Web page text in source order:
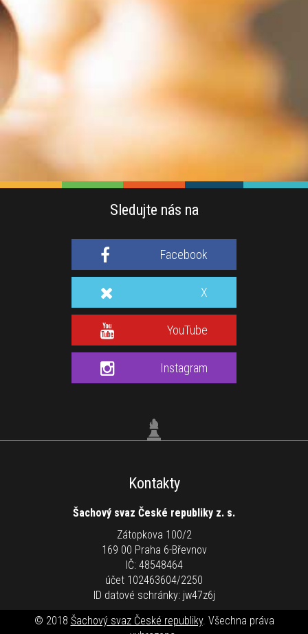
Sledujte nás na
Facebook
X
YouTube
Instagram
Kontakty
Šachový svaz České republiky z. s.
Zátopkova 100/2
169 00 Praha 6-Břevnov
IČ: 48548464
účet 102463604/2250
ID datové schránky: jw47z6j
© 2018 Šachový svaz České republiky. Všechna práva